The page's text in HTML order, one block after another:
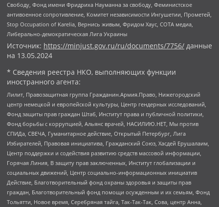
Свободу, Фонд имени Фридриха Науманна за свободу, Феминистское
антивоенное сопротивление, Комитет независимости Ингушетии, Прометей,
Stop Occupation of Karelia, Вернись живым, Фридом Хаус, СОТА медиа,
Либерально-демократическая Лига Украины
Источник: https://minjust.gov.ru/ru/documents/7756/ данные
на 13.05.2024
* Сведения реестра НКО, выполняющих функции
иностранного агента:
Лилит, Правозащитная группа Гражданин.Армия.Право, Нижегородский
центр немецкой и европейской культуры, Центр гендерных исследований,
Фонд защиты прав граждан Штаб, Институт права и публичной политики,
Фонд борьбы с коррупцией, Альянс врачей, НАСИЛИЮ.НЕТ, Мы против
СПИДа, СВЕЧА, Гуманитарное действие, Открытый Петербург, Лига
Избирателей, Правовая инициатива, Гражданский Союз, Хасдей Ерушалаим,
Центр поддержки и содействия развитию средств массовой информации,
Горячая Линия, В защиту прав заключенных, Институт глобализации и
социальных движений, Центр социально-информационных инициатив
Действие, Благотворительный фонд охраны здоровья и защиты прав
граждан, Благотворительный фонд помощи осужденным и их семьям, Фонд
Тольятти, Новое время, Серебряная тайга, Так-Так-Так, Сова, центр Анна,